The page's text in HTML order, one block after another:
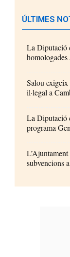
ÚLTIMES
La Diputació
homologades
Salou exigeix
il·legal a
La Diputació
programa
subvencions